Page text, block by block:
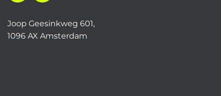
Joop Geesinkweg 601,
1096 AX Amsterdam